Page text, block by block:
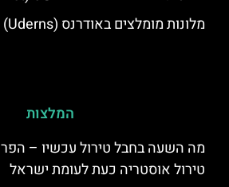
מלונות מומלצים באודרנס (Uderns) – עמק צילרטל
המלצות
מה השעה בחבל טירול עכשיו –
טירול אוסטריה כעת לעומת ישראל